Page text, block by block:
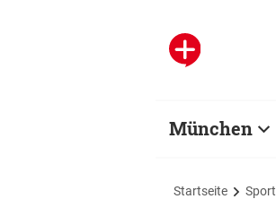
München
Startseite Sport